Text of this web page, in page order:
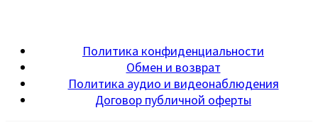
Политика конфиденциальности
Обмен и возврат
Политика аудио и видеонаблюдения
Договор публичной оферты